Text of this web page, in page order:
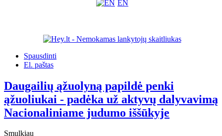
EN
Spausdinti
El. paštas
Daugailių ąžuolyną papildė penki
ąžuoliukai - padėka už aktyvų dalyvavimą
Nacionaliniame judumo iššūkyje
Smulkiau